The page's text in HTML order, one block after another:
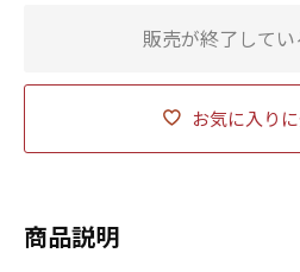
お気に入り
販売が終了して
商品説明